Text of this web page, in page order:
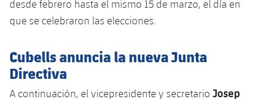
SUB8 A
SUB8 B
Jugadores
Historia
Cadete B
Infantil B
Calendario
Entradas
Resultados
Actualidad
Calendario
Base
Actualidad
Juvenil
Campus Verano
desde febrero hasta el mismo 15 de marzo, el día en
que se celebraron las elecciones.
Cubells anuncia la nueva Junta
Directiva
A continuación, el vicepresidente y secretario Josep